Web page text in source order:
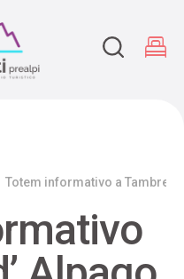
Totem informativo a Tambre